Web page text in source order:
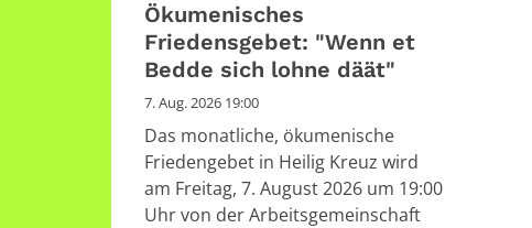
Datum: 7. August 2026
Ökumenisches
Friedensgebet: "Wenn et
Bedde sich lohne däät"
7. Aug. 2026 19:00
Das monatliche, ökumenische
Friedengebet in Heilig Kreuz wird
am Freitag, 7. August 2026 um 19:00
Uhr von der Arbeitsgemeinschaft